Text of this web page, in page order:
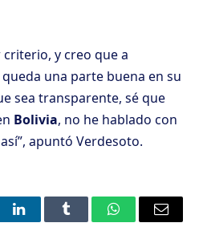
y creo que a
una parte buena en su
sea transparente, sé que
Bolivia, no he hablado con
apuntó Verdesoto.
LinkedInTumblr WhatsAppEmail